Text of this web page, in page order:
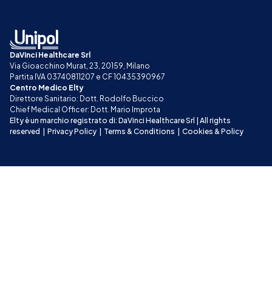
DaVinci Healthcare Srl
Via Gioacchino Murat, 23, 20159, Milano
Partita IVA 03740811207 e CF 10435390967
Centro Medico Elty
Direttore Sanitario: Dott. Rodolfo Buccico
Chief Medical Officer: Dott. Mario Improta
Elty è un marchio registrato di: DaVinci Healthcare Srl | All rights
reserved | Privacy Policy | Terms & Conditions | Cookies & Policy